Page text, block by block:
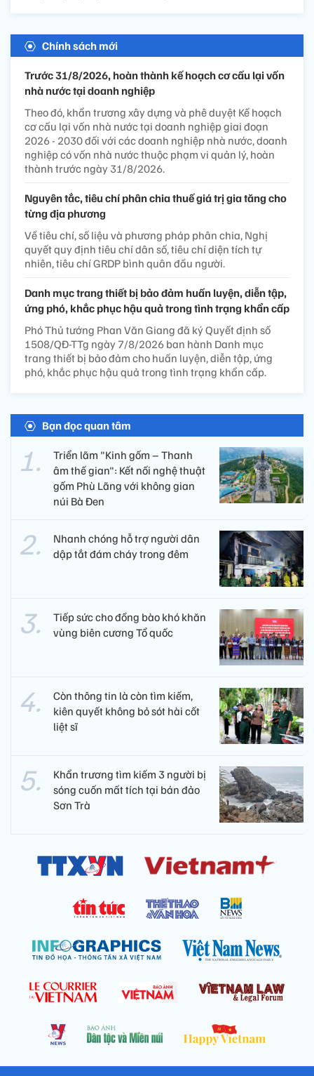
Chính sách mới
Trước 31/8/2026, hoàn thành kế hoạch cơ cấu lại vốn
nhà nước tại doanh nghiệp
Theo đó, khẩn trương xây dựng và phê duyệt Kế hoạch
cơ cấu lại vốn nhà nước tại doanh nghiệp giai đoạn
2026 - 2030 đối với các doanh nghiệp nhà nước, doanh
nghiệp có vốn nhà nước thuộc phạm vi quản lý, hoàn
thành trước ngày 31/8/2026.
Nguyên tắc, tiêu chí phân chia thuế giá trị gia tăng cho
từng địa phương
Về tiêu chí, số liệu và phương pháp phân chia, Nghị
quyết quy định tiêu chí dân số, tiêu chí diện tích tự
nhiên, tiêu chí GRDP bình quân đầu người.
Danh mục trang thiết bị bảo đảm huấn luyện, diễn tập,
ứng phó, khắc phục hậu quả trong tình trạng khẩn cấp
Phó Thủ tướng Phan Văn Giang đã ký Quyết định số
1508/QĐ-TTg ngày 7/8/2026 ban hành Danh mục
trang thiết bị bảo đảm cho huấn luyện, diễn tập, ứng
phó, khắc phục hậu quả trong tình trạng khẩn cấp.
Bạn đọc quan tâm
Triển lãm "Kinh gốm – Thanh
âm thế gian": Kết nối nghệ thuật
gốm Phù Lãng với không gian
núi Bà Đen
Nhanh chóng hỗ trợ người dân
dập tắt đám cháy trong đêm
Tiếp sức cho đồng bào khó khăn
vùng biên cương Tổ quốc
Còn thông tin là còn tìm kiếm,
kiên quyết không bỏ sót hài cốt
liệt sĩ
Khẩn trương tìm kiếm 3 người bị
sóng cuốn mất tích tại bán đảo
Sơn Trà